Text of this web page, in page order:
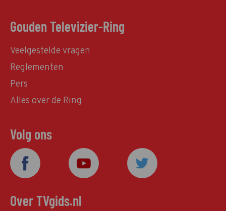
Gouden Televizier-Ring
Veelgestelde vragen
Reglementen
Pers
Alles over de Ring
Volg ons
Over TVgids.nl